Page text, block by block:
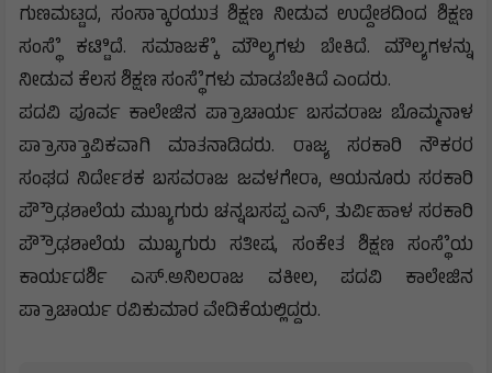
ಗುಣಮಟ್ಟದ, ಸಂಸ್ಕಾಾರಯುತ ಶಿಕ್ಷಣ ನೀಡುವ ಉದ್ದೇಶದಿಂದ ಶಿಕ್ಷಣ
ಸಂಸ್ಥೆೆ ಕಟ್ಟಿಿದೆ. ಸಮಾಜಕ್ಕೆೆ ಮೌಲ್ಯಗಳು ಬೇಕಿದೆ. ಮೌಲ್ಯಗಳನ್ನು
ನೀಡುವ ಕೆಲಸ ಶಿಕ್ಷಣ ಸಂಸ್ಥೆೆಗಳು ಮಾಡಬೇಕಿದೆ ಎಂದರು.
ಪದವಿ ಪೂರ್ವ ಕಾಲೇಜಿನ ಪ್ರಾಾಚಾರ್ಯ ಬಸವರಾಜ ಬೊಮ್ಮನಾಳ
ಪ್ರಾಾಸ್ತಾಾವಿಕವಾಗಿ ಮಾತನಾಡಿದರು. ರಾಜ್ಯ ಸರಕಾರಿ ನೌಕರರ
ಸಂಘದ ನಿರ್ದೇಶಕ ಬಸವರಾಜ ಜವಳಗೇರಾ, ಆಯನೂರು ಸರಕಾರಿ
ಪ್ರೌೌಢಶಾಲೆಯ ಮುಖ್ಯಗುರು ಚನ್ನಬಸಪ್ಪ ಎನ್, ತುರ್ವಿಹಾಳ ಸರಕಾರಿ
ಪ್ರೌೌಢಶಾಲೆಯ ಮುಖ್ಯಗುರು ಸತೀಷ, ಸಂಕೇತ ಶಿಕ್ಷಣ ಸಂಸ್ಥೆೆಯ
ಕಾರ್ಯದರ್ಶಿ ಎಸ್.ಅನಿಲರಾಜ ವಕೀಲ, ಪದವಿ ಕಾಲೇಜಿನ
ಪ್ರಾಾಚಾರ್ಯ ರವಿಕುಮಾರ ವೇದಿಕೆಯಲ್ಲಿದ್ದರು.